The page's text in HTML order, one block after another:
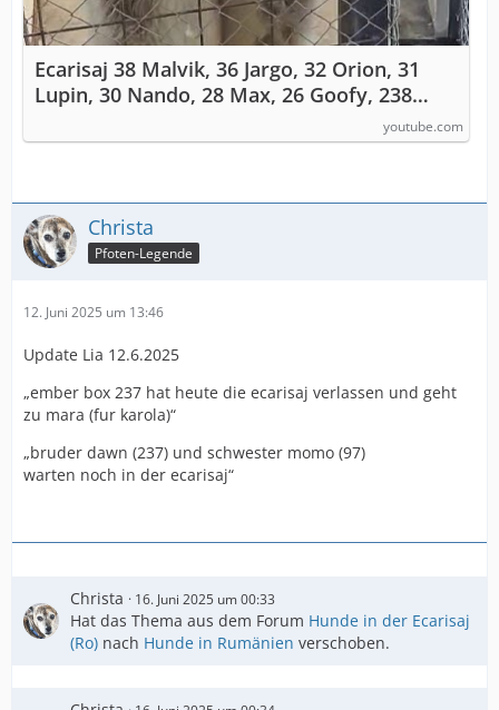
Ecarisaj 38 Malvik, 36 Jargo, 32 Orion, 31
Lupin, 30 Nando, 28 Max, 26 Goofy, 238
youtube.com
Christa
Pfoten-Legende
12. Juni 2025 um 13:46
Update Lia 12.6.2025
„ember box 237 hat heute die ecarisaj verlassen und geht
zu mara (fur karola)“
„bruder dawn (237) und schwester momo (97)
warten noch in der ecarisaj“
Christa 16. Juni 2025 um 00:33
Hat das Thema aus dem Forum Hunde in der Ecarisaj
(Ro) nach Hunde in Rumänien verschoben.